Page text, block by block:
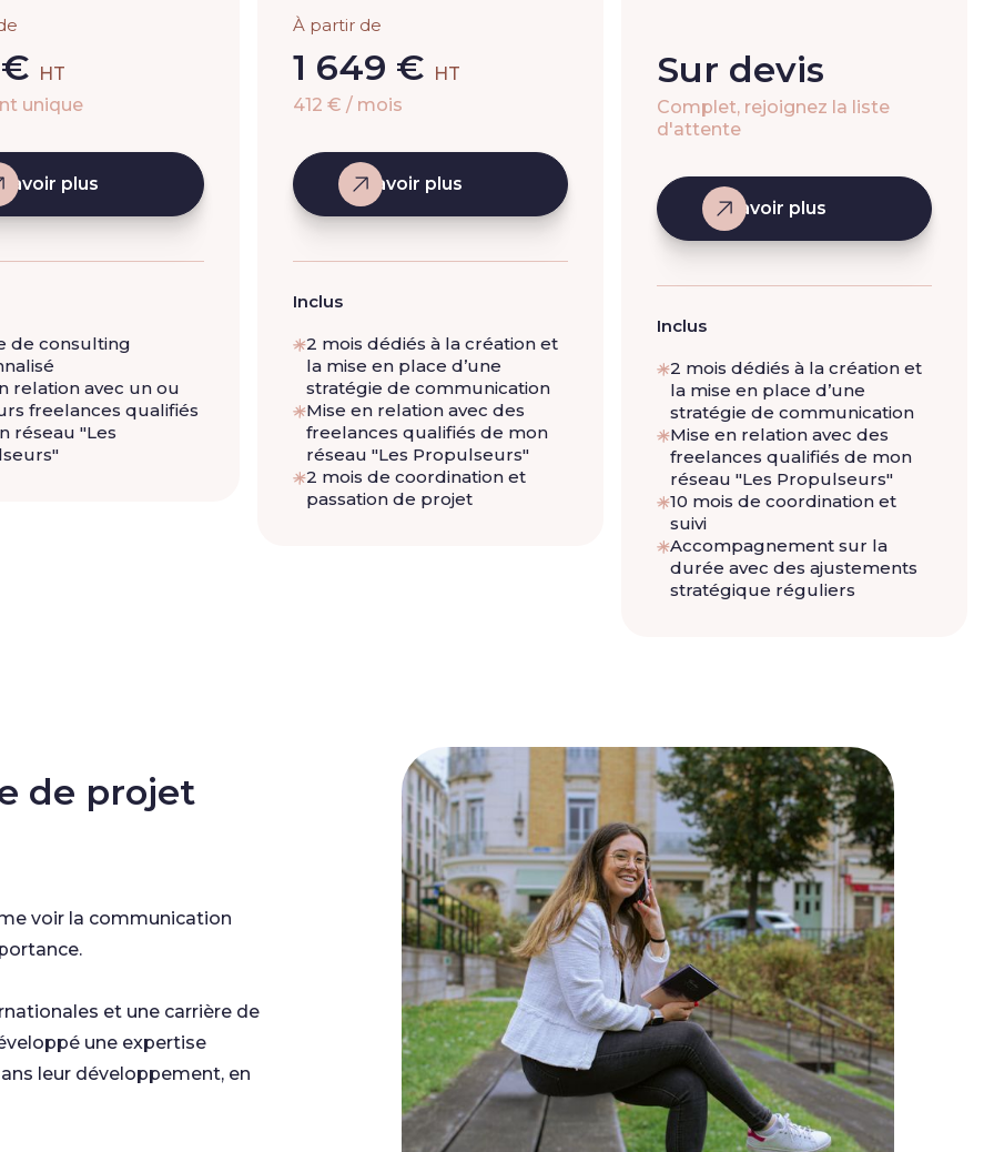
HT
unique
savoir plus
de consulting
relation avec un ou
freelances qualifiés
réseau "Les
À partir de
1 649 € HT
412 € / mois
En savoir plus
Inclus
2 mois dédiés à la création et
la mise en place d’une
stratégie de communication
Mise en relation avec des
freelances qualifiés de mon
réseau "Les Propulseurs"
2 mois de coordination et
passation de projet
Sur devis
Complet, rejoignez la liste
d'attente
En savoir plus
Inclus
2 mois dédiés à la création et
la mise en place d’une
stratégie de communication
Mise en relation avec des
freelances qualifiés de mon
réseau "Les Propulseurs"
10 mois de coordination et
suivi
Accompagnement sur la
durée avec des ajustements
stratégique réguliers
de projet
voir la communication
et une carrière de
une expertise
leur développement, en